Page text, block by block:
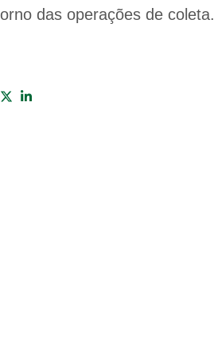
das operações de coleta.